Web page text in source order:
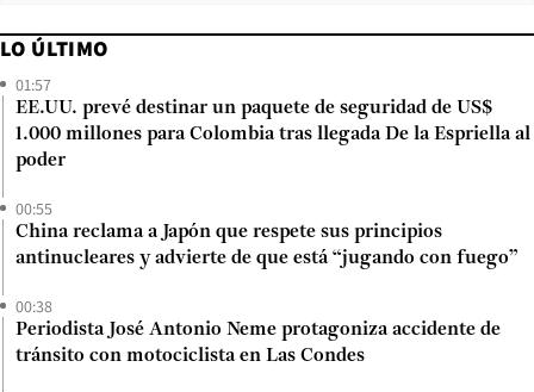
LO ÚLTIMO
01:57
EE.UU. prevé destinar un paquete de seguridad de US$
1.000 millones para Colombia tras llegada De la Espriella al
poder
00:55
China reclama a Japón que respete sus principios
antinucleares y advierte de que está “jugando con fuego”
00:38
Periodista José Antonio Neme protagoniza accidente de
tránsito con motociclista en Las Condes